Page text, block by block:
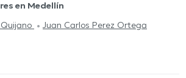
en Medellín
Juan Carlos Perez Ortega